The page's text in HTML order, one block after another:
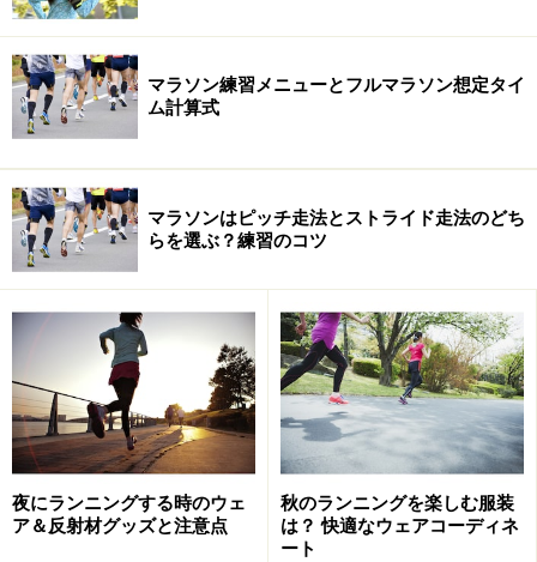
マラソン練習メニューとフルマラソン想定タイ
ム計算式
マラソンはピッチ走法とストライド走法のどち
らを選ぶ？練習のコツ
夜にランニングする時のウェ
ア＆反射材グッズと注意点
秋のランニングを楽しむ服装
は？ 快適なウェアコーディネ
ート